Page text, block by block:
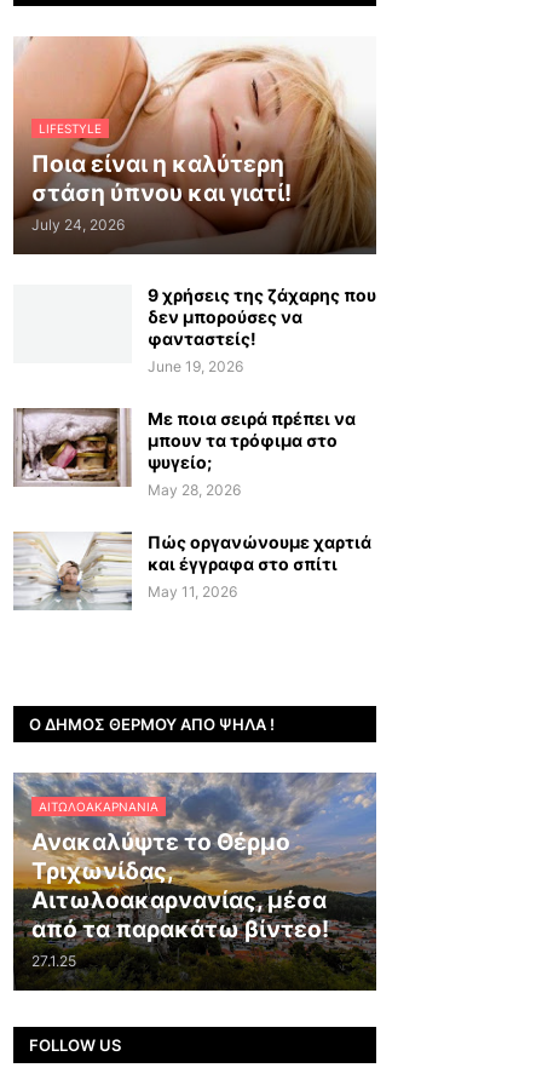
LIFESTYLE
Ποια είναι η καλύτερη
στάση ύπνου και γιατί!
July 24, 2026
9 χρήσεις της ζάχαρης που
δεν μπορούσες να
φανταστείς!
June 19, 2026
Με ποια σειρά πρέπει να
μπουν τα τρόφιμα στο
ψυγείο;
May 28, 2026
Πώς οργανώνουμε χαρτιά
και έγγραφα στο σπίτι
May 11, 2026
Ο ΔΉΜΟΣ ΘΈΡΜΟΥ ΑΠΌ ΨΗΛΆ !
ΑΙΤΩΛΟΑΚΑΡΝΑΝΊΑ
Ανακαλύψτε το Θέρμο
Τριχωνίδας,
Αιτωλοακαρνανίας, μέσα
από τα παρακάτω βίντεο!
27.1.25
FOLLOW US